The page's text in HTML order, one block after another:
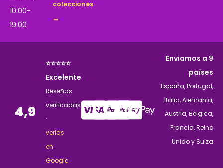
10:00-
19:00
colecciones
→
4,9
⭐⭐⭐⭐⭐
Excelente
Reseñas
verificadas
·
verlas
en
Google
Enviamos a 9
países
España, Portugal,
Italia, Alemania,
Austria, Bélgica,
Francia, Reino
Unido y Suiza